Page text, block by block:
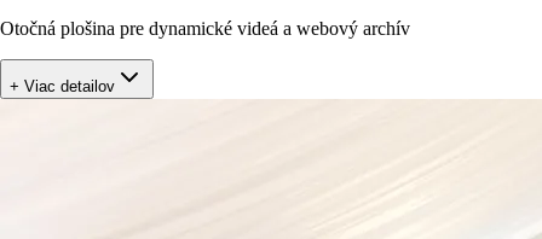
Otočná plošina pre dynamické videá a webový archív
+ Viac detailov